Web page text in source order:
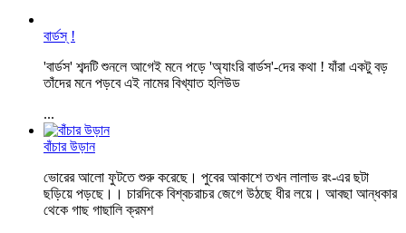
বার্ডস্‌ !
'বার্ডস' শব্দটি শুনলে আগেই মনে পড়ে 'অ্যাংরি বার্ডস'-দের কথা ! যাঁরা একটু বড়
তাঁদের মনে পড়বে এই নামের বিখ্যাত হলিউড
...
বাঁচার উড়ান
ভোরের আলো ফুটতে শুরু করেছে। পুবের আকাশে তখন লালাভ রং-এর ছটা
ছড়িয়ে পড়ছে।। চারদিকে বিশ্বচরাচর জেগে উঠছে ধীর লয়ে। আবছা আন্ধকার
থেকে গাছ গাছালি ক্রমশ